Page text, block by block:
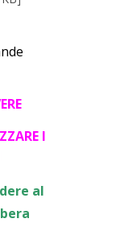
I
al